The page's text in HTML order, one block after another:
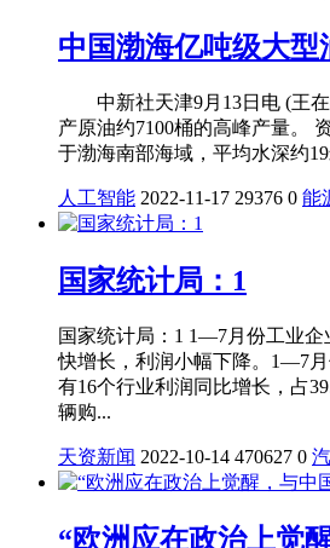
中国渤海亿吨级大型
中新社天津9月13日电 (王在
产原油约7100桶的高峰产量。
于渤海南部海域，平均水深约
人工智能 2022-11-17 29376 0 能
国家统计局：1
国家统计局：1 1—7月份工业
快增长，利润小幅下降。1—7月
有16个行业利润同比增长，占
辆购...
天资新闻 2022-10-14 470627 0
“欧洲应在政治上觉